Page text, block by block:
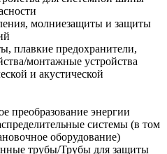
молниезащиты и защиты
плавкие предохранители,
монтажные устройства
и акустической
преобразование энергии
системы (в том
оборудование)
трубы/Трубы для защиты